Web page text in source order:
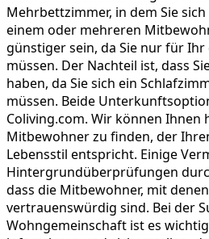
Mehrbettzimmer, in dem Sie
einem oder mehreren
günstiger sein, da Sie nur für Ihr
müssen. Der Nachteil ist, dass
haben, da Sie sich ein
müssen. Beide
Coliving.com. Wir können Ihnen
Mitbewohner zu finden, der
Lebensstil entspricht. Einige
Hintergrundüberprüfungen
dass die Mitbewohner, mit
vertrauenswürdig sind. Bei der
Wohngemeinschaft ist es